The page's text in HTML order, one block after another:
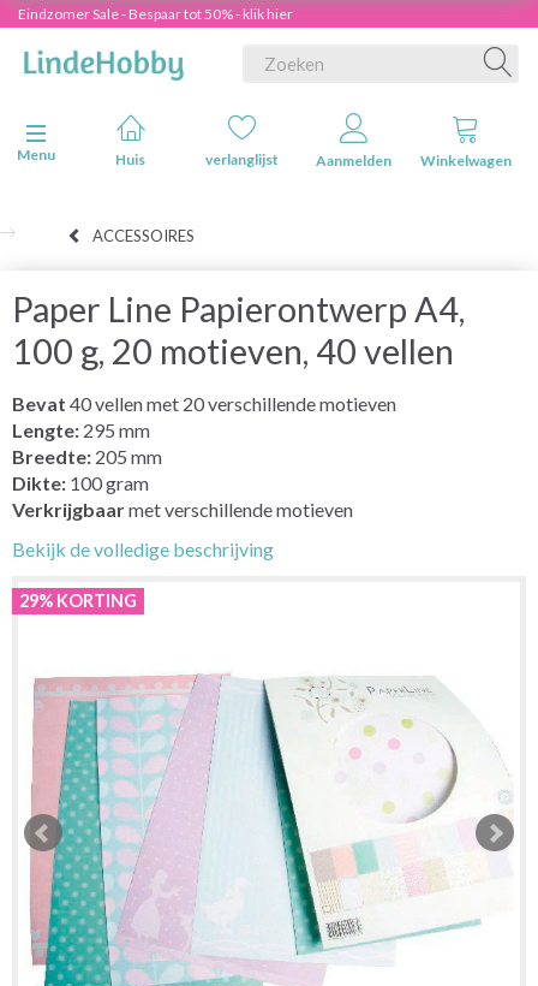
Eindzomer Sale - Bespaar tot 50% - klik hier
Navigatie in-/uitschakelen
Menu
Huis verlanglijst Aanmelden Winkelwagen
ACCESSOIRES
Paper Line Papierontwerp A4,
100 g, 20 motieven, 40 vellen
Bevat 40 vellen met 20 verschillende motieven
Lengte: 295 mm
Breedte: 205 mm
Dikte: 100 gram
Verkrijgbaarmet verschillende motieven
Bekijk de volledige beschrijving
29% KORTING